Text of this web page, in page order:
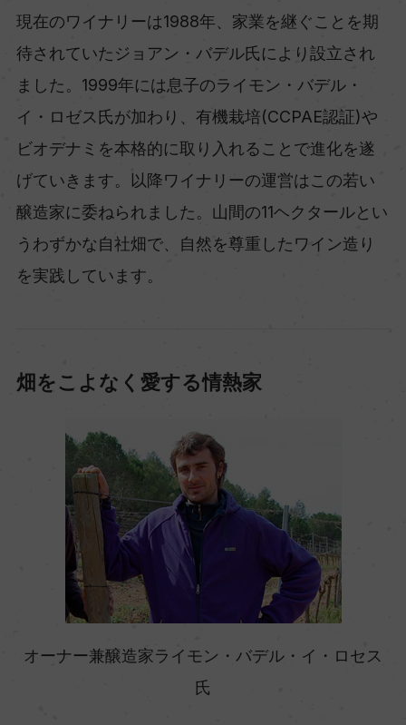
現在のワイナリーは1988年、家業を継ぐことを期
待されていたジョアン・バデル氏により設立され
ました。1999年には息子のライモン・バデル・
イ・ロゼス氏が加わり、有機栽培(CCPAE認証)や
ビオデナミを本格的に取り入れることで進化を遂
げていきます。以降ワイナリーの運営はこの若い
醸造家に委ねられました。山間の11ヘクタールとい
うわずかな自社畑で、自然を尊重したワイン造り
を実践しています。
畑をこよなく愛する情熱家
オーナー兼醸造家ライモン・バデル・イ・ロセス
氏